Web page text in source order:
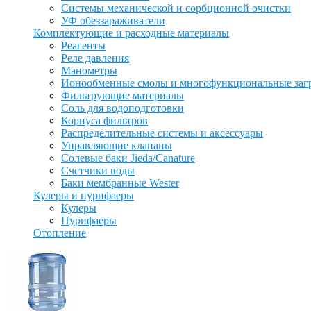
Системы механической и сорбционной очистки
УФ обеззараживатели
Комплектующие и расходные материалы
Реагенты
Реле давления
Манометры
Ионообменные смолы и многофункциональные
Фильтрующие материалы
Соль для водоподготовки
Корпуса фильтров
Распределительные системы и аксессуары
Управляющие клапаны
Солевые баки Jieda/Canature
Счетчики воды
Баки мембранные Wester
Кулеры и пурифаеры
Кулеры
Пурифаеры
Отопление